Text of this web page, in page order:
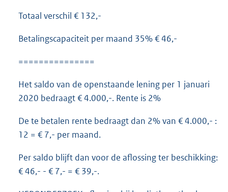
Totaal verschil € 132,-
Betalingscapaciteit per maand 35% € 46,-
===============
Het saldo van de openstaande lening per 1 januari
2020 bedraagt € 4.000,-. Rente is 2%
De te betalen rente bedraagt dan 2% van € 4.000,- :
12 = € 7,- per maand.
Per saldo blijft dan voor de aflossing ter beschikking:
€ 46,- - € 7,- = € 39,-.